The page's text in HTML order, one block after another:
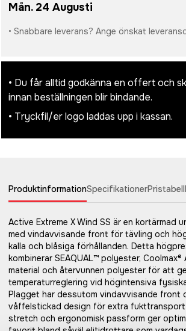
Mån. 24 Augusti
• Snabbare leverans? Ange önskat
• Du får alltid godkänna en offert och
innan beställningen blir bindande.
• Tryckfil/er logo laddas upp i kassan.
ProduktinformationSpecifikationerPristabell
Active Extreme X Wind SS är en kortärmad
med vindavvisande front för tävling och
kalla och blåsiga förhållanden. Detta
kombinerar SEAQUAL™ polyester,
material och återvunnen polyester för att ge
temperaturreglering vid högintensiva
Plagget har dessutom vindavvisande front
våffelstickad design för extra fukttransport
stretch och ergonomisk passform ger